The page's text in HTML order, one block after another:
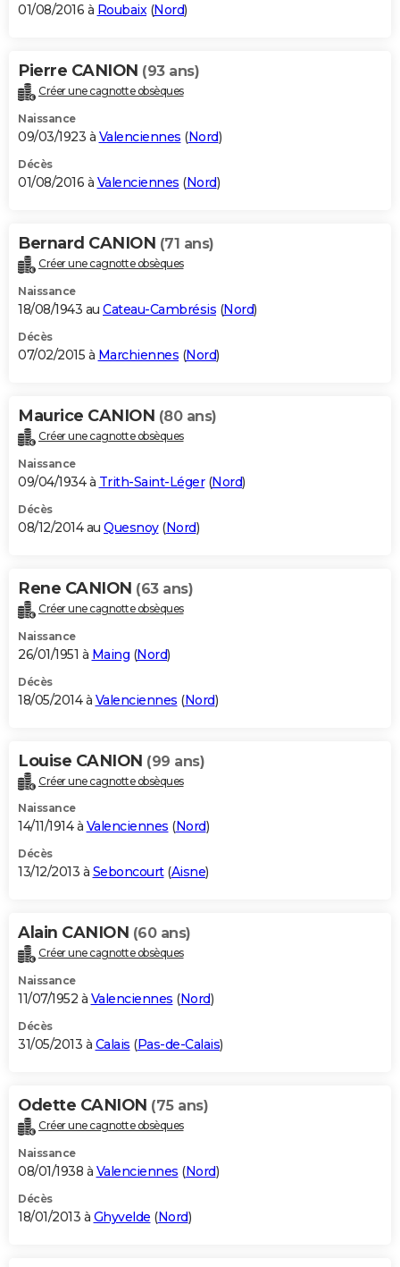
01/08/2016 à Roubaix(Nord)
Pierre CANION (93 ans)
Créer une cagnotte obsèques
Naissance
09/03/1923 à Valenciennes (Nord)
Décès
01/08/2016 à Valenciennes (Nord)
Bernard CANION (71 ans)
Créer une cagnotte obsèques
Naissance
18/08/1943 au Cateau-Cambrésis (Nord)
Décès
07/02/2015 à Marchiennes (Nord)
Maurice CANION (80 ans)
Créer une cagnotte obsèques
Naissance
09/04/1934 à Trith-Saint-Léger(Nord)
Décès
08/12/2014 au Quesnoy(Nord)
Rene CANION (63 ans)
Créer une cagnotte obsèques
Naissance
26/01/1951 à Maing (Nord)
Décès
18/05/2014 à Valenciennes (Nord)
Louise CANION (99 ans)
Créer une cagnotte obsèques
Naissance
14/11/1914 à Valenciennes (Nord)
Décès
13/12/2013 à Seboncourt(Aisne)
Alain CANION (60 ans)
Créer une cagnotte obsèques
Naissance
11/07/1952 à Valenciennes (Nord)
Décès
31/05/2013 à Calais (Pas-de-Calais)
Odette CANION (75 ans)
Créer une cagnotte obsèques
Naissance
08/01/1938 à Valenciennes (Nord)
Décès
18/01/2013 à Ghyvelde (Nord)